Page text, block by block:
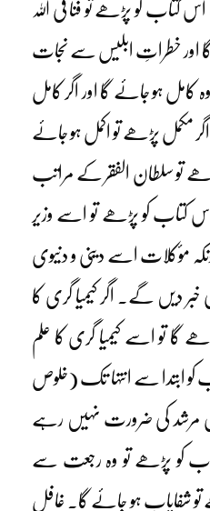
کو پڑھے تو فنا فی اللہ
گا اور خطراتِ ابلیس سے نجات
کامل ہو جائے گا اور اگر کامل
مکمل پڑھے تو اکمل ہو جائے
تو سلطان الفقر کے مراتب
اس کتاب کو پڑھے تو اسے وزیر
مؤکلات اسے دینی و دنیوی
خبر دیں گے۔ اگر کیمیا گری کا
تو اسے کیمیا گری کا علم
کو ابتدا سے انتہا تک (خلوص
کی ضرورت نہیں رہے
کو پڑھے تو وہ رجعت سے
تو شفایاب ہو جائے گا۔ غافل